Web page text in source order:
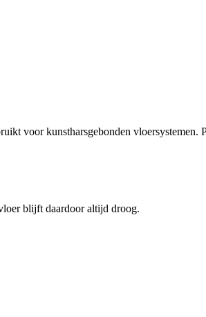
voor kunstharsgebonden
blijft daardoor altijd droog.